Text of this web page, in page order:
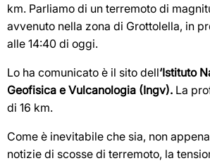
km. Parliamo di un terremoto di
avvenuto nella zona di Grottolella, in
alle 14:40 di oggi.
Lo ha comunicato è il sito dell‘Istituto
Geofisica e Vulcanologia (Ingv). La
di 16 km.
Come è inevitabile che sia, non
notizie di scosse di terremoto, la